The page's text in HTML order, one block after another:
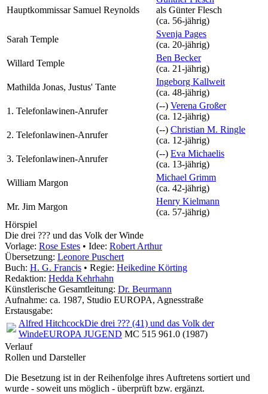
Hauptkommissar Samuel Reynolds
als Günter Flesch
(ca. 56‑jährig)
Sarah Temple
Svenja Pages
(ca. 20‑jährig)
Willard Temple
Ben Becker
(ca. 21‑jährig)
Mathilda Jonas, Justus' Tante
Ingeborg Kallweit
(ca. 48‑jährig)
1. Telefonlawinen-Anrufer
(--) Verena Großer
(ca. 12‑jährig)
2. Telefonlawinen-Anrufer
(--) Christian M. Ringle
(ca. 12‑jährig)
3. Telefonlawinen-Anrufer
(--) Eva Michaelis
(ca. 13‑jährig)
William Margon
Michael Grimm
(ca. 42‑jährig)
Mr. Jim Margon
Henry Kielmann
(ca. 57‑jährig)
Hörspiel
Die drei ??? und das Volk der Winde
Vorlage: Rose Estes • Idee: Robert Arthur
Übersetzung: Leonore Puschert
Buch: H. G. Francis • Regie: Heikedine Körting
Redaktion: Hedda Kehrhahn
Künstlerische Gesamtleitung: Dr. Beurmann
Aufnahme: ca. 1987, Studio EUROPA, Agnesstraße
Erstausgabe:
Alfred HitchcockDie drei ??? (41) und das Volk der
WindeEUROPA JUGEND MC 515 961.0 (1987)
Verlauf
Rollen und Darsteller
Die Besetzung ist in derReihenfolge ihres Auftretens sortiert und
wurde - soweit uns möglich - überprüft bzw. ergänzt.